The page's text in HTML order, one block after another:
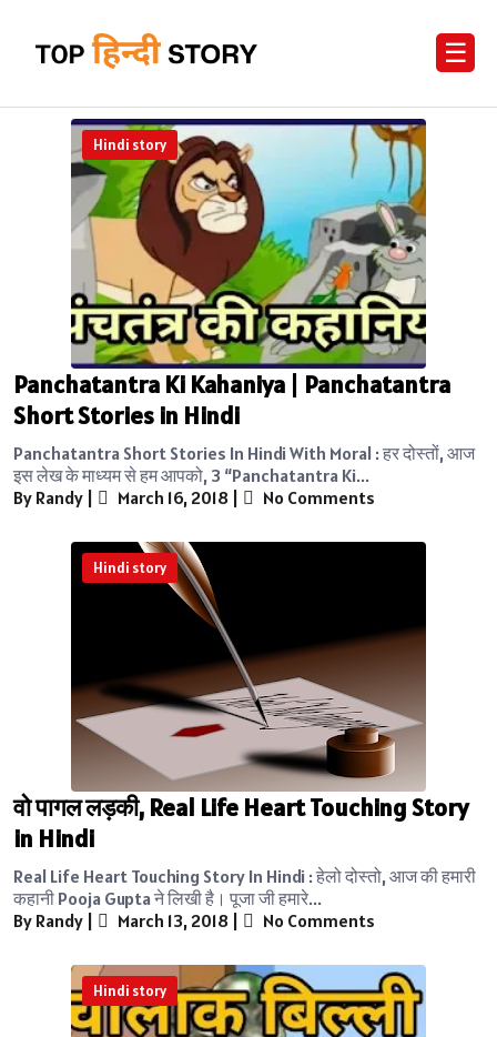
☰
Hindi story
Panchatantra Ki Kahaniya | Panchatantra
Short Stories in Hindi
Panchatantra Short Stories In Hindi With Moral : हर दोस्तों, आज
इस लेख के माध्यम से हम आपको, 3 “Panchatantra Ki...
By Randy | March 16, 2018 | No Comments
Hindi story
वो पागल लड़की, Real Life Heart Touching Story
in Hindi
Real Life Heart Touching Story In Hindi : हेलो दोस्तो, आज की हमारी
कहानी Pooja Gupta ने लिखी है। पूजा जी हमारे...
By Randy | March 13, 2018 | No Comments
Hindi story